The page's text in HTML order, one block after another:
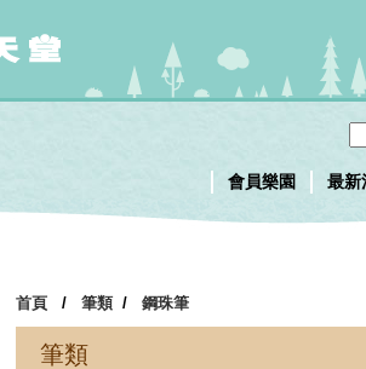
會員樂園 最新
首頁 / 筆類/ 鋼珠筆
筆類